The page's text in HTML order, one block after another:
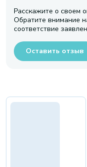
Расскажите о своем
Обратите внимание
соответствие
Оставить отзыв